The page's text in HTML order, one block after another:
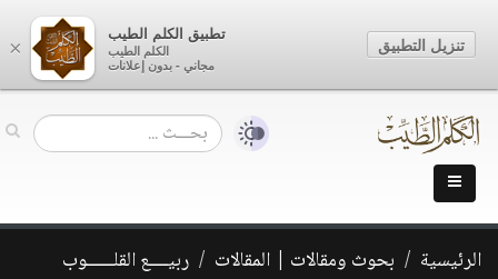
الرئيسية بحوث ومقالات | المقالات
ربيــــع القلــــــوب
×
تطبيق الكلم الطيب
الكلم الطيب
مجاني - بدون إعلانات
تنزيل التطبيق